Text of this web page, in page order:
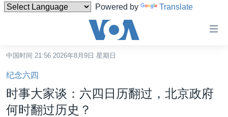
Powered by Translate
碍
链
接
跳
转
中国
中国时间 21:56 2026年8月9日 星期日
纪念六四
时事大家谈：六四日历翻过，北京政府
何时翻过历史？